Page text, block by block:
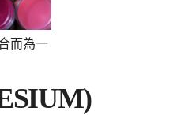
而為一